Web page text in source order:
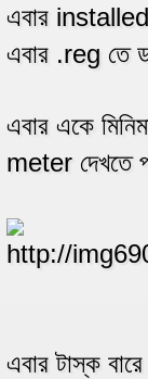
এবার
এবার .reg তে
এবার একে
meter দেখতে
এবার টাস্ক